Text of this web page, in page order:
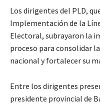
Los dirigentes del PLD,
Implementación de la
Electoral, subrayaron la
proceso para consolidar
nacional y fortalecer su
Entre los dirigentes
presidente provincial de